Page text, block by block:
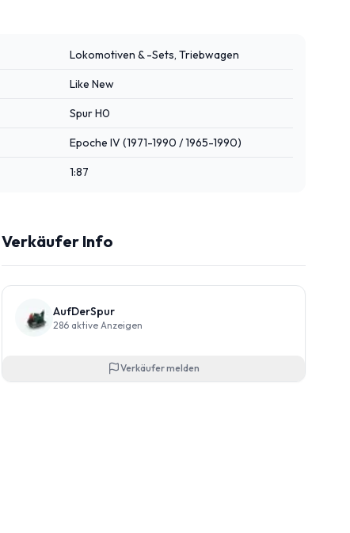
Lokomotiven & -Sets, Triebwagen
Like New
Spur H0
Epoche IV (1971-1990 / 1965-1990)
1:87
Verkäufer Info
AufDerSpur
286 aktive Anzeigen
Verkäufer melden